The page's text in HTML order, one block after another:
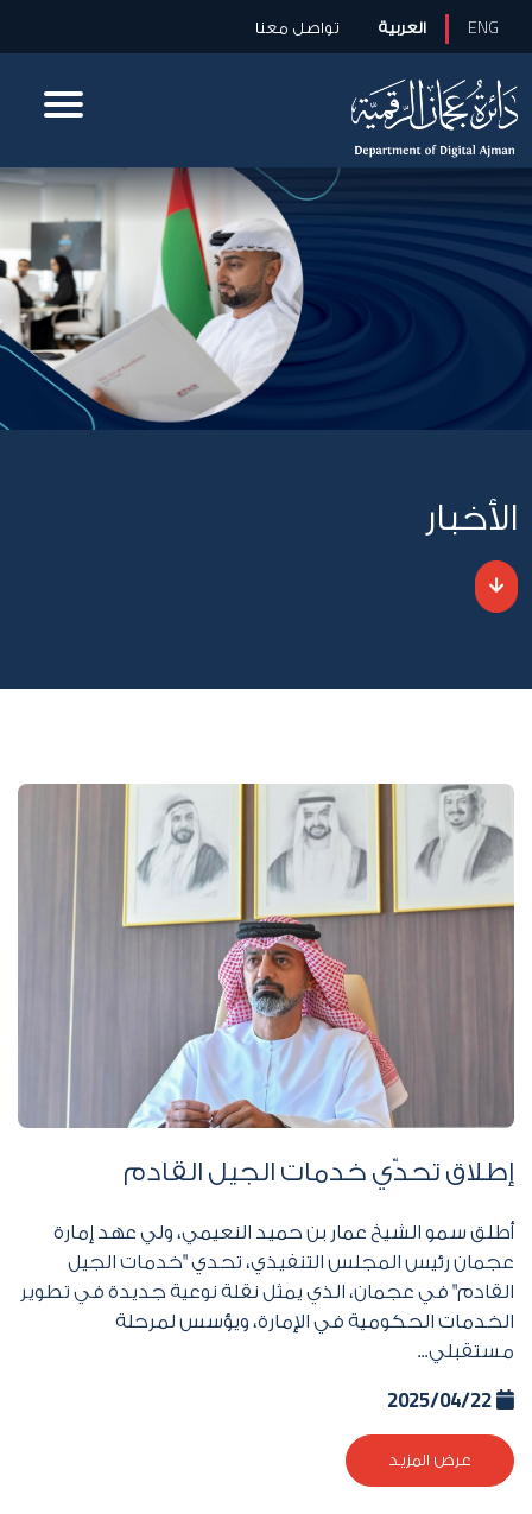
ENG العربية تواصل معنا
الأخبار
إطلاق تحدّي خدمات الجيل القادم
أطلق سمو الشيخ عمار بن حميد النعيمي، ولي عهد إمارة
عجمان رئيس المجلس التنفيذي، تحدي "خدمات الجيل
القادم" في عجمان، الذي يمثل نقلة نوعية جديدة في تطوير
الخدمات الحكومية في الإمارة، ويؤسس لمرحلة
مستقبلي...
عرض المزيد